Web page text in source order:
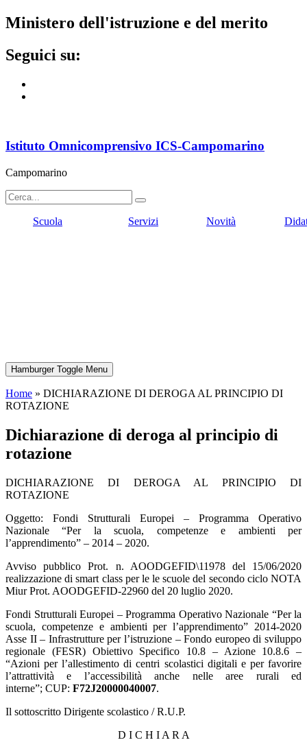
ministero dell'istruzione e del merito
seguici su:
Istituto Omnicomprensivo ICS-Campomarino
Campomarino
Scuola Servizi Novità
Hamburger Toggle Menu
Home » DICHIARAZIONE DI DEROGA AL PRINCIPIO DI
ROTAZIONE
dichiarazione di deroga al principio di
rotazione
DICHIARAZIONE DI DEROGA AL PRINCIPIO DI
ROTAZIONE
Oggetto: Fondi Strutturali Europei – Programma Operativo
Nazionale “Per la scuola, competenze e ambienti per
l’apprendimento” – 2014 – 2020.
Avviso pubblico Prot. n. AOODGEFID\11978 del 15/06/2020
realizzazione di smart class per le le scuole del secondo ciclo NOTA
Miur Prot. AOODGEFID-22960 del 20 luglio 2020.
Fondi Strutturali Europei – Programma Operativo Nazionale “Per la
scuola, competenze e ambienti per l’apprendimento” 2014-2020
Asse II – Infrastrutture per l’istruzione – Fondo europeo di sviluppo
regionale (FESR) Obiettivo Specifico 10.8 – Azione 10.8.6 –
“Azioni per l’allestimento di centri scolastici digitali e per favorire
l’attrattività e l’accessibilità anche nelle aree rurali ed
interne”; CUP: F72J20000040007.
Il sottoscritto Dirigente scolastico / R.U.P.
D I C H I A R A